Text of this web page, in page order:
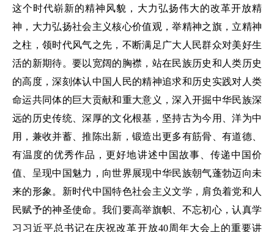
这个时代崭新的精神风貌，大力弘扬伟大的改革开放精
神，大力弘扬社会主义核心价值观，举精神之旗，立精神
之柱，领时代风气之先，不断满足广大人民群众对美好生
活的新期待。要以宽阔的胸襟，站在民族历史和人类历史
的高度，深刻体认中国人民的精神追求和历史实践对人类
命运共同体的巨大贡献和重大意义，深入开掘中华民族深
远的历史传统、深厚的文化根基，坚持古为今用、洋为中
用，兼收并蓄、推陈出新，锻造出更多有筋骨、有道德、
有温度的优秀作品，更好地讲述中国故事、传递中国价
值、呈现中国魅力，向世界展现中华民族朝气蓬勃迈向未
来的形象。新时代中国特色社会主义文学，肩负着党和人
民赋予的神圣使命。我们要高举旗帜、不忘初心，认真学
习习近平总书记在庆祝改革开放40周年大会上的重要讲